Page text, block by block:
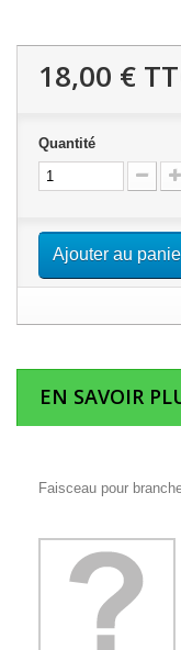
18,00 €
Quantité
Ajouter au
EN SAVOIR
Faisceau pour